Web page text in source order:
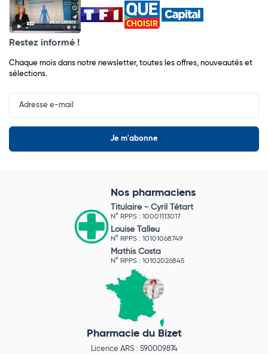
Restez informé !
Chaque mois dans notre newsletter, toutes les offres, nouveautés et
sélections.
Input
Newsletter
Nos pharmaciens
Titulaire - Cyril Tétart
N° RPPS : 10001113017
Louise Talleu
N° RPPS : 10101068749
Mathis Costa
N° RPPS : 10102026845
Pharmacie du Bizet
Licence ARS : 590009874